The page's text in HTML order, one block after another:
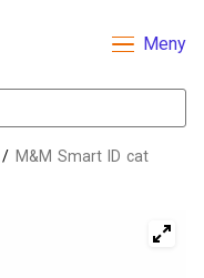
Meny
/ M&M Smart ID cat